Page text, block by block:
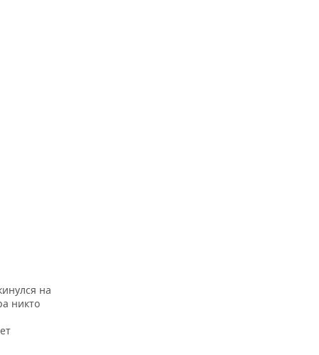
на
никто